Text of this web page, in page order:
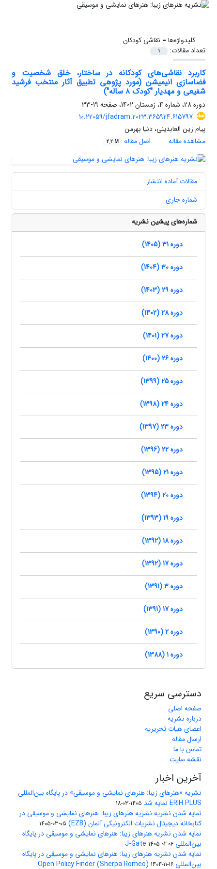
کلیدواژه‌ها = نقاشی کودکان
تعداد مقالات:
1
کاربرد نقاشی‌های کودکانه در ساختار، خلق شخصیت و
فضاسازی انیمیشن‌ (مورد پژوهی تطبیق آثار منتخب فرشید
شفیعی و مهدیار "کودک ۸ ساله")
دوره 28، شماره 4، زمستان 1402، صفحه
19-33
10.22059/jfadram.2023.365924.615797
پیام زین العابدینی، دنیا بهرمن
مشاهده مقاله
اصل مقاله 2.2 M
مقالات آماده انتشار
شماره جاری
شماره‌های پیشین نشریه
دوره 31 (1405)
دوره 30 (1404)
دوره 29 (1403)
دوره 28 (1402)
دوره 27 (1401)
دوره 26 (1400)
دوره 25 (1399)
دوره 24 (1398)
دوره 23 (1397)
دوره 22 (1396)
دوره 21 (1395)
دوره 20 (1394)
دوره 19 (1393)
دوره 18 (1392)
دوره 17 (1392)
دوره 3 (1391)
دوره 17 (1391)
دوره 2 (1390)
دوره 1 (1388)
دسترسی سریع
صفحه اصلی
درباره نشریه
اعضای هیات تحریریه
ارسال مقاله
تماس با ما
نقشه سایت
آخرین اخبار
نشریه «هنرهای زیبا: هنرهای نمایشی و موسیقی» در پایگاه بین‌المللی
ERIH PLUS نمایه شد
1405-03-18
نمایه شدن نشریه نشریه هنرهای زیبا: هنرهای نمایشی و موسیقی در
کتابخانه دیجیتال نشریات الکترونیکی آلمان (EZB)
1405-03-05
نمایه شدن نشریه هنرهای زیبا: هنرهای نمایشی و موسیقی در پایگاه
بین‌المللی J-Gate 1405-02-06
نمایه شدن نشریه هنرهای زیبا: هنرهای نمایشی و موسیقی در پایگاه
بین‌المللی Open Policy Finder (Sherpa Romeo) 1404-11-16